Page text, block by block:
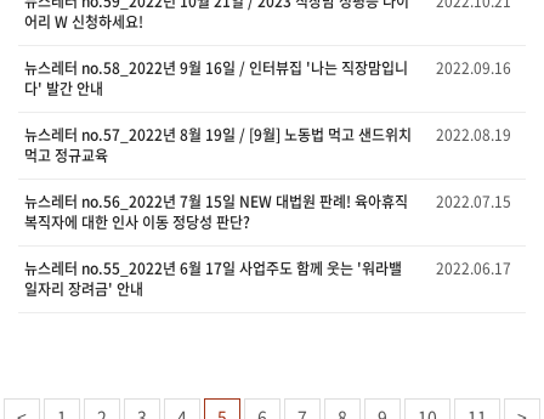
어리 W 신청하세요!
뉴스레터 no.58_2022년 9월 16일 / 인터뷰집 '나는 직장맘입니
다' 발간 안내
2022.09.16
뉴스레터 no.57_2022년 8월 19일 / [9월] 노동법 먹고 샌드위치
먹고 정규교육
2022.08.19
뉴스레터 no.56_2022년 7월 15일 NEW 대법원 판례! 육아휴직
복직자에 대한 인사 이동 정당성 판단?
2022.07.15
뉴스레터 no.55_2022년 6월 17일 사업주도 함께 웃는 '워라밸
일자리 장려금' 안내
2022.06.17